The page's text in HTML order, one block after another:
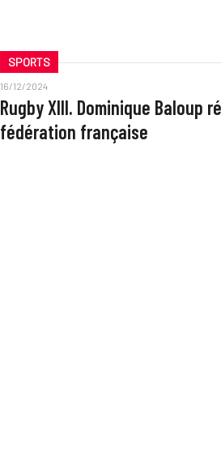
SPORTS
16/12/2024
Rugby XIII. Dominique Baloup
fédération française